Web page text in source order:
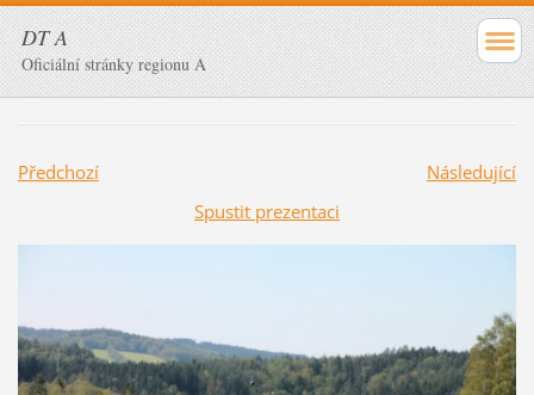
DT A
Oficiální stránky regionu A
Předchozí
Následující
Spustit prezentaci